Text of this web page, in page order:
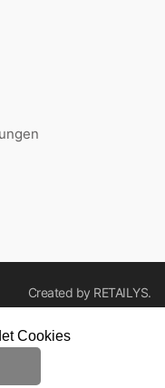
Created by RETAILYS.
Cookies